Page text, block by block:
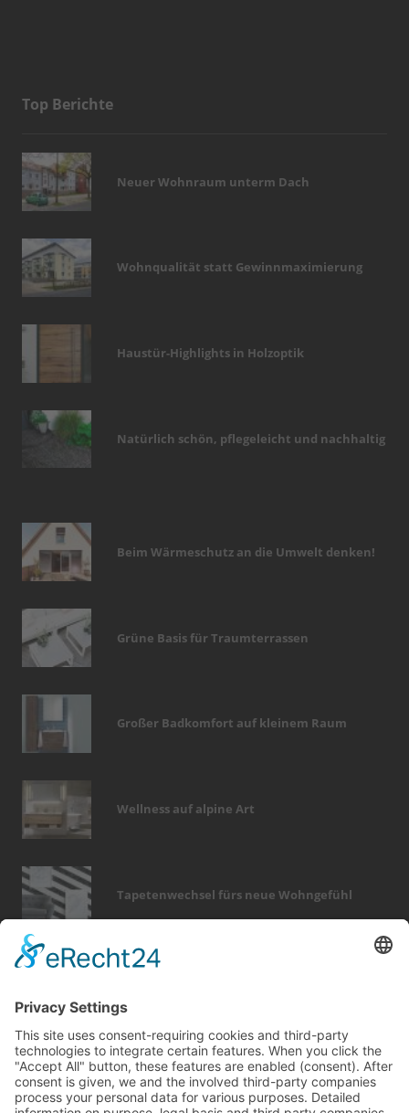
Top Berichte
Neuer Wohnraum unterm Dach
Wohnqualität statt Gewinnmaximierung
Haustür-Highlights in Holzoptik
Natürlich schön, pflegeleicht und nachhaltig
Beim Wärmeschutz an die Umwelt denken!
Grüne Basis für Traumterrassen
Großer Badkomfort auf kleinem Raum
Wellness auf alpine Art
Tapetenwechsel fürs neue Wohngefühl
kamin immobilien entfeuchtung dach
fliesen
modernisieren
heizung feuer
wintergarten